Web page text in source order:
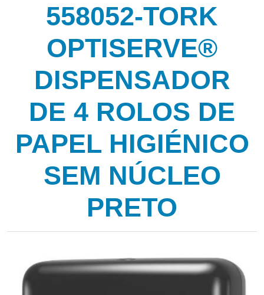
558052-TORK
OPTISERVE®
DISPENSADOR
DE 4 ROLOS DE
PAPEL HIGIÉNICO
SEM NÚCLEO
PRETO